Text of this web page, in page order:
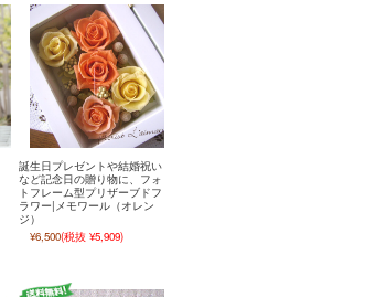
誕生日プレゼントや結婚祝い
など記念日の贈り物に、フォ
トフレーム型プリザーブドフ
ラワー|メモワール（オレン
ジ）
¥6,500(税抜 ¥5,909)